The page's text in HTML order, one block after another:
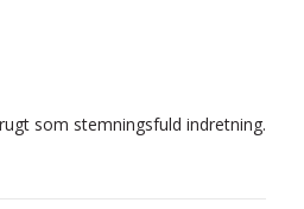
som stemningsfuld indretning.